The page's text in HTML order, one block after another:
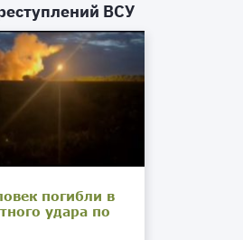
ВСУ
погибли в
удара по